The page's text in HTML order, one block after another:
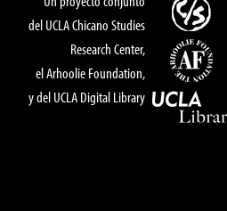
del UCLA Chicano Studies
Research Center,
el Arhoolie Foundation,
y del UCLA Digital Library